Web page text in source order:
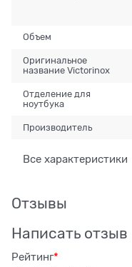
Объем
Оригинальное
название Victorinox
Отделение для
ноутбука
Производитель
Все характеристики
Отзывы
Написать отзыв
Рейтинг